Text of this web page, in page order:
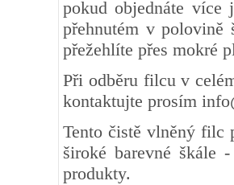
pokud objednáte více
přehnutém v
přežehlíte přes mokré
Při odběru filcu v
kontaktujte prosím
Tento čistě vlněný filc
široké barevné škále
produkty.